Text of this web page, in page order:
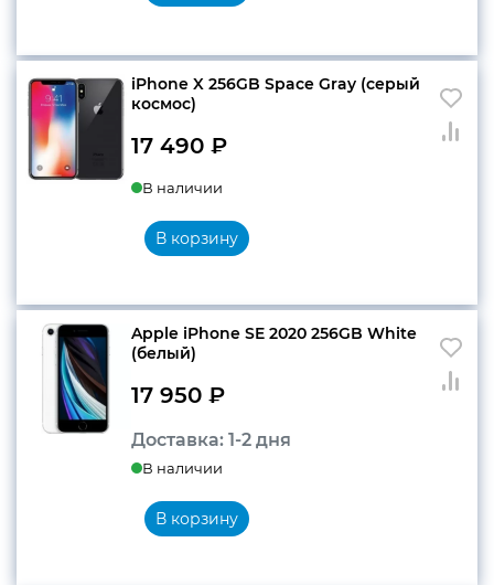
iPhone X 256GB Space Gray (серый
космос)
17 490 ₽
В наличии
В корзину
Apple iPhone SE 2020 256GB White
(белый)
17 950 ₽
Доставка: 1-2 дня
В наличии
В корзину